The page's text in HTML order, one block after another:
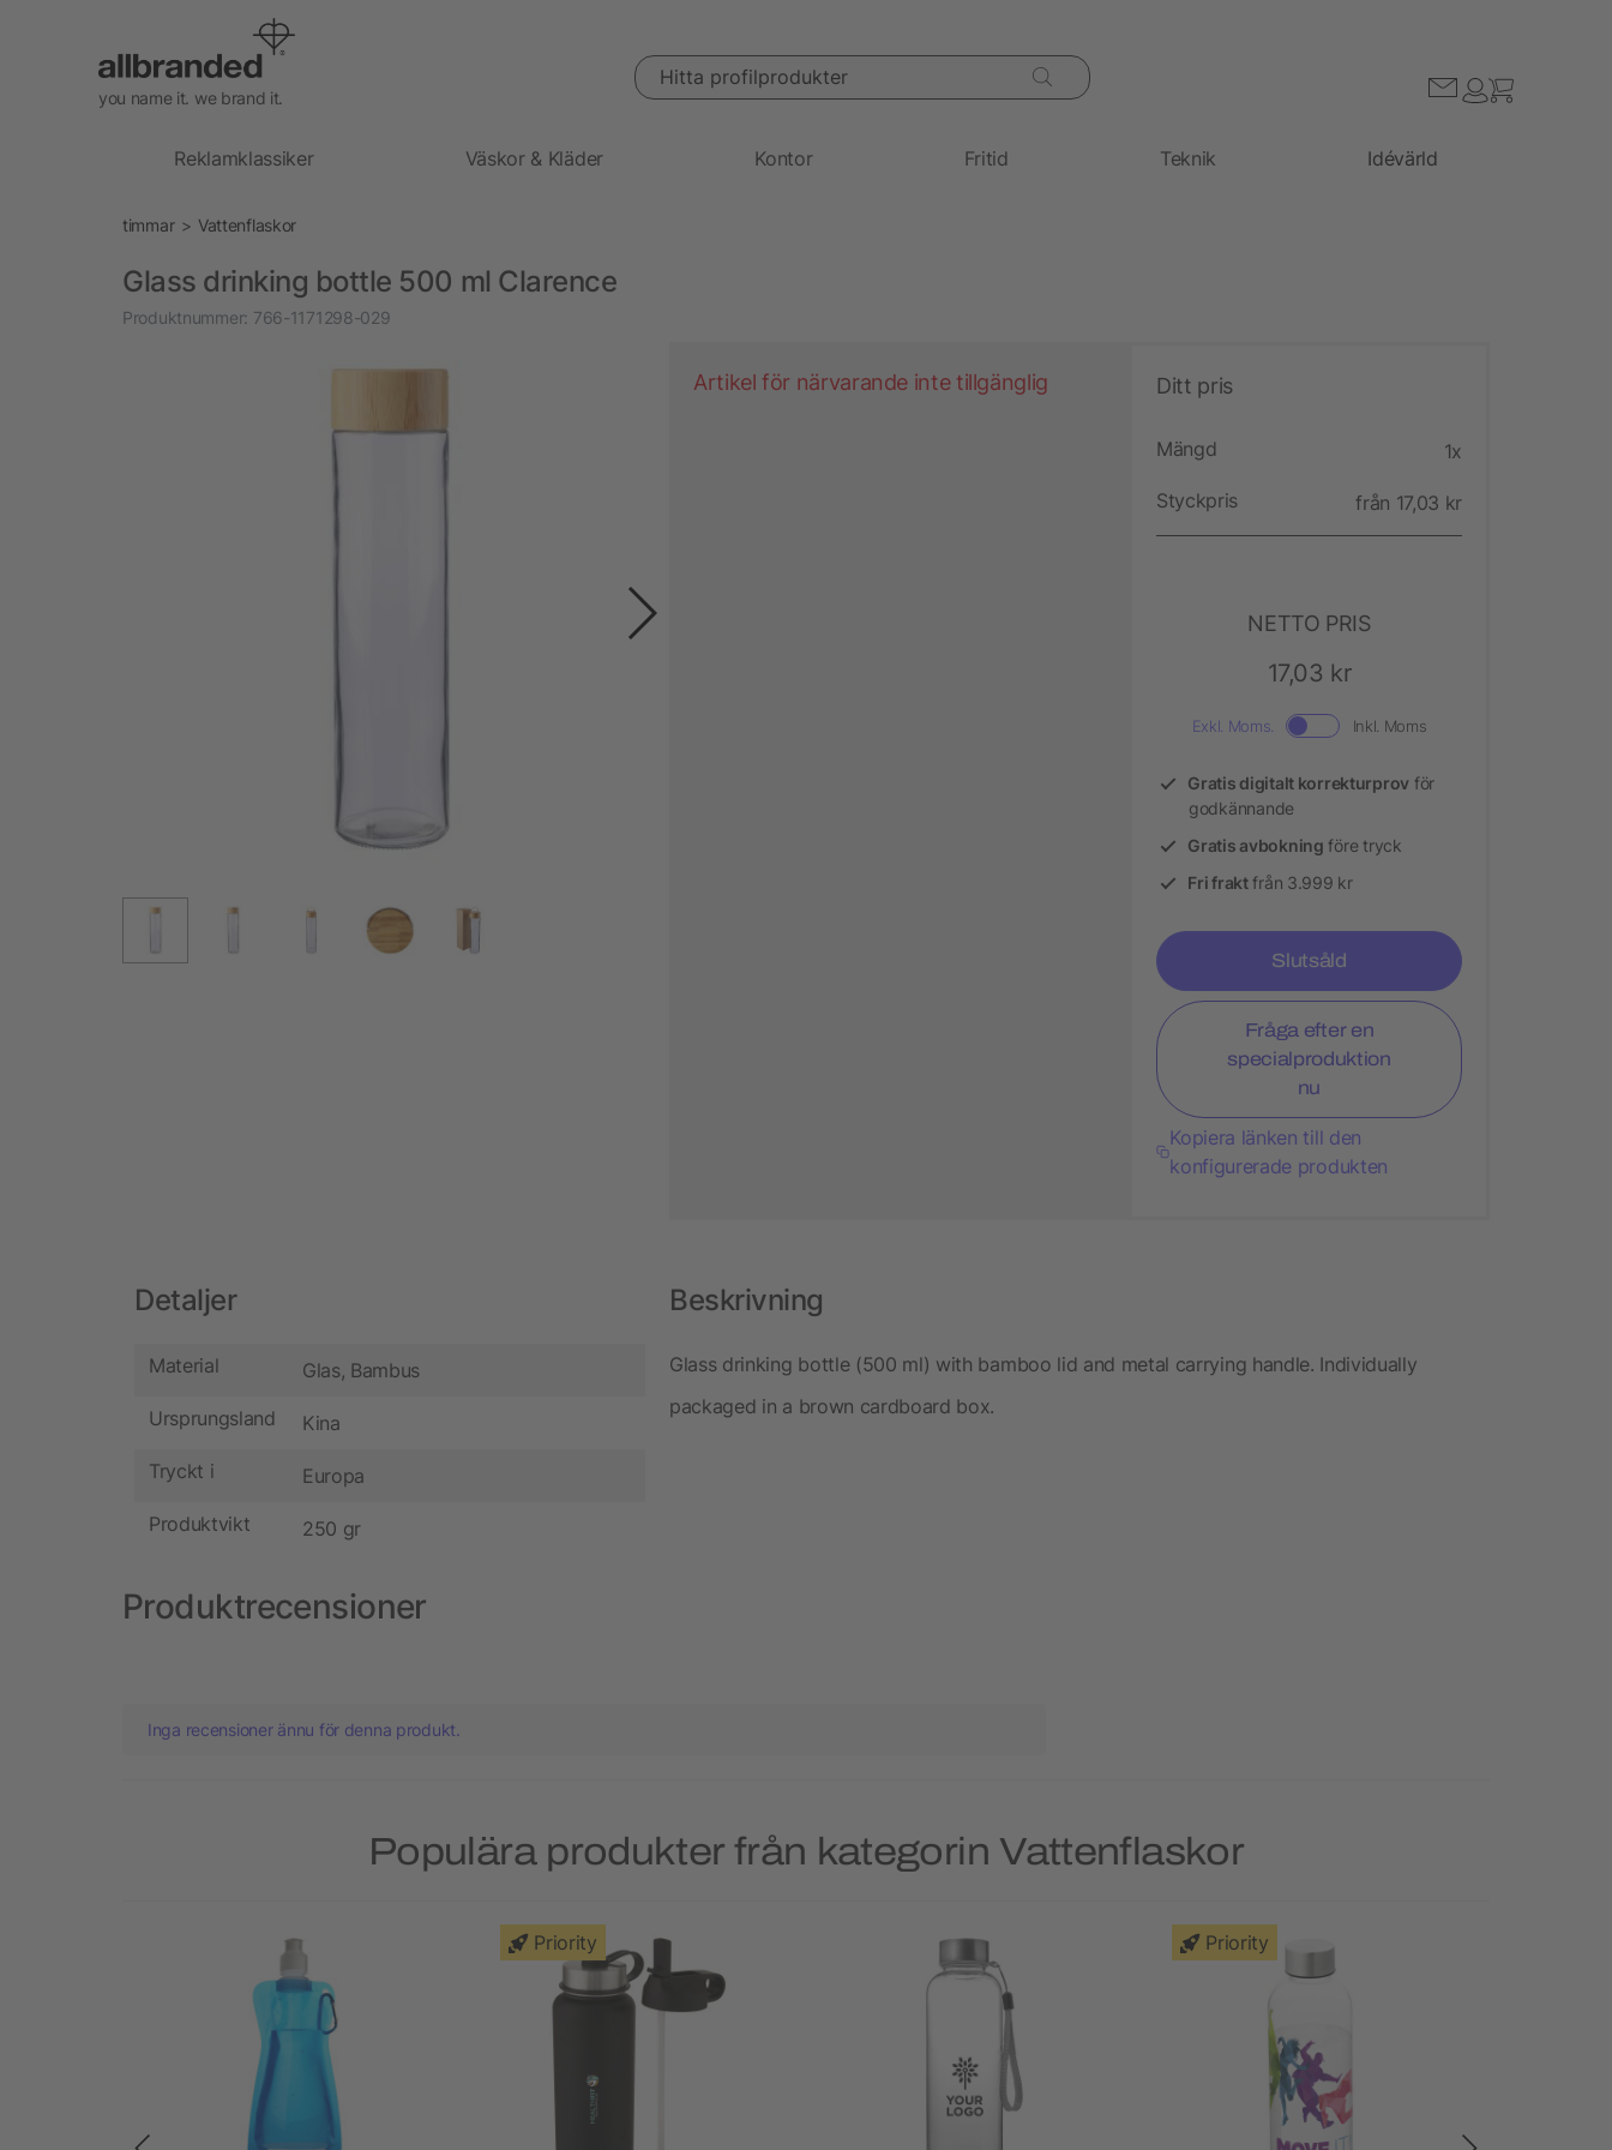
you name it. we brand it.
Hitta profilprodukter
Reklamklassiker Väskor & Kläder Kontor Fritid Teknik Idévärld
timmar Vattenflaskor
Glass drinking bottle 500 ml Clarence
Produktnummer: 766-1171298-029
Artikel för närvarande inte tillgänglig Ditt pris
Mängd 1x
Styckpris från 17,03 kr
NETTO PRIS
17,03 kr
Exkl. Moms. Inkl. Moms
Gratis digitalt korrekturprov för
godkännande
Gratis avbokning före tryck
Fri fraktfrån 3.999 kr
Slutsåld
Fråga efter en
specialproduktion
nu
Kopiera länken till den
konfigurerade produkten
Detaljer
Material Glas, Bambus
Ursprungsland Kina
Tryckt i Europa
Produktvikt 250 gr
Beskrivning
Glass drinking bottle (500 ml) with bamboo lid and metal carrying handle. Individually
packaged in a brown cardboard box.
Produktrecensioner
Inga recensioner ännu för denna produkt.
Populära produkter från kategorin Vattenflaskor
Priority Priority